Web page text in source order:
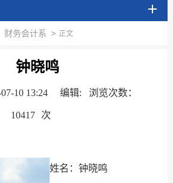
财务会计系 > 正文
钟晓鸣
10 13:24 编辑: 浏览次数：
10417 次
姓名：钟晓鸣